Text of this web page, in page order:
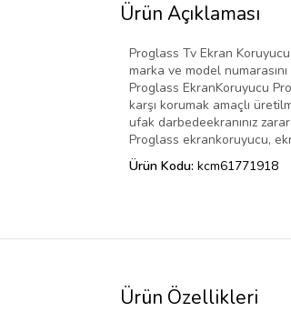
Ürün Açıklaması
Proglass Tv Ekran
marka ve model
Proglass EkranKoruyucu
karşı korumak amaçlı
ufak darbedeekranınız
Proglass ekrankoruyucu,
Ürün Kodu: kcm61771918
Ürün Özellikleri